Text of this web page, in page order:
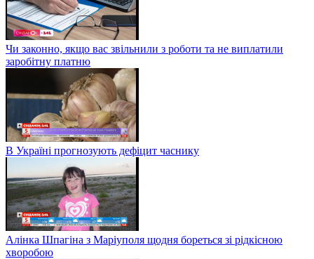
Чи законно, якщо вас звільнили з роботи та не виплатили
заробітну платню
В Україні прогнозують дефіцит часнику
Алінка Шпагіна з Маріуполя щодня бореться зі рідкісною
хворобою